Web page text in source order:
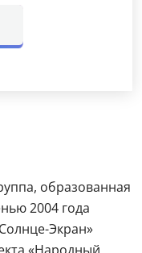
образованная
2004 года
Экран»